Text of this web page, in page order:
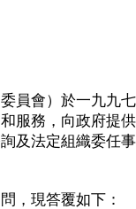
會）於一九九七
服務，向政府提
及法定組織委任
現答覆如下：